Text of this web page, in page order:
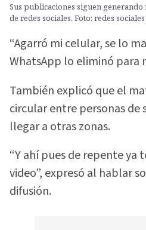
Sus publicaciones siguen
de redes sociales. Foto: redes sociales
“Agarró mi celular, se lo
WhatsApp lo eliminó para
También explicó que el
circular entre personas de
llegar a otras zonas.
“Y ahí pues de repente
video”, expresó al hablar
difusión.